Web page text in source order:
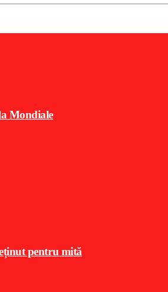
Mondiale
pentru mită